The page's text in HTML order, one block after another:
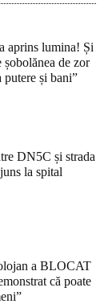
aprins lumina! Și
de zor
putere și bani”
DN5C și strada
la spital
a BLOCAT
că poate